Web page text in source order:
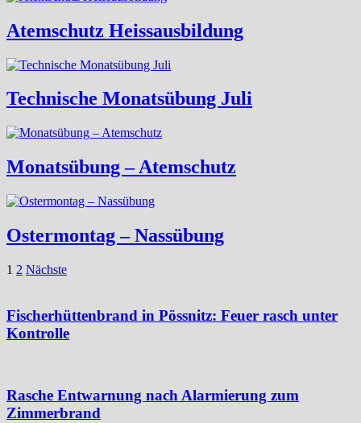
Atemschutz Heissausbildung
Technische Monatsübung Juli
Monatsübung – Atemschutz
Ostermontag – Nassübung
Seitennummerierung
Beiträge
1 2 Nächste
Fischerhüttenbrand in Pössnitz: Feuer rasch unter
Kontrolle
Rasche Entwarnung nach Alarmierung zum
Zimmerbrand